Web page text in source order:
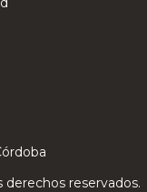
reservados.